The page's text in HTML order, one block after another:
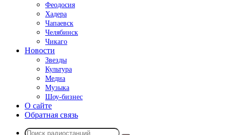
Феодосия
Хадера
Чапаевск
Челябинск
Чикаго
Новости
Звезды
Культура
Медиа
Музыка
Шоу-бизнес
О сайте
Обратная связь